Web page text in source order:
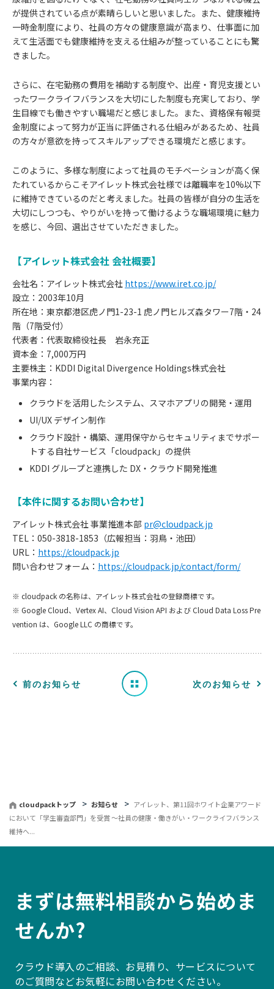
が提供されている点が素晴らしいと思いました。また、健康維持
一時金制度により、社員の方々の健康意識が高まり、仕事面に加
えて生活面でも健康維持を支える仕組みが整っていることにも驚
きました。
さらに、在宅勤務の費用を補助する制度や、出産・育児支援とい
ったワークライフバランスを大切にした制度も充実しており、学
生目線でも働きやすい職場だと感じました。また、資格保有報奨
金制度によって努力が正当に評価される仕組みがあるため、社員
の方々が意欲を持ってスキルアップできる環境だと感じます。
このように、多様な制度によって社員のモチベーションが高く保
たれているからこそアイレット株式会社様では離職率を10%以下
に維持できているのだと考えました。社員の皆様が自分の生活を
大切にしつつも、やりがいを持って働けるような職場環境に魅力
を感じ、今回、選出させていただきました。
【アイレット株式会社 会社概要】
会社名：アイレット株式会社 https://www.iret.co.jp/
設立：2003年10月
所在地：東京都港区虎ノ門1-23-1 虎ノ門ヒルズ森タワー7階・24
階（7階受付）
代表者：代表取締役社長 岩永充正
資本金：7,000万円
主要株主：KDDI Digital Divergence Holdings株式会社
事業内容：
クラウドを活用したシステム、スマホアプリの開発・運用
UI/UX デザイン制作
クラウド設計・構築、運用保守からセキュリティまでサポー
トする自社サービス「cloudpack」の提供
KDDI グループと連携した DX・クラウド開発推進
【本件に関するお問い合わせ】
アイレット株式会社 事業推進本部 pr@cloudpack.jp
TEL：050-3818-1853（広報担当：羽鳥・池田）
URL： https://cloudpack.jp
問い合わせフォーム： https://cloudpack.jp/contact/form/
※ cloudpack の名称は、アイレット株式会社の登録商標です。
※ Google Cloud、Vertex AI、Cloud Vision API および Cloud Data Loss Pre
vention は、Google LLC の商標です。
前のお知らせ
ら
せ
一 次のお知らせ
cloudpackトップ お知らせ
アイレット、第11回ホワイト企業アワード
において「学生審査部門」を受賞 〜社員の健康・働きがい・ワークライフバランス
維持へ...
まずは無料相談から始めま
せんか?
クラウド導入のご相談、お見積り、サービスについて
のご質問などお気軽にお問い合わせください。